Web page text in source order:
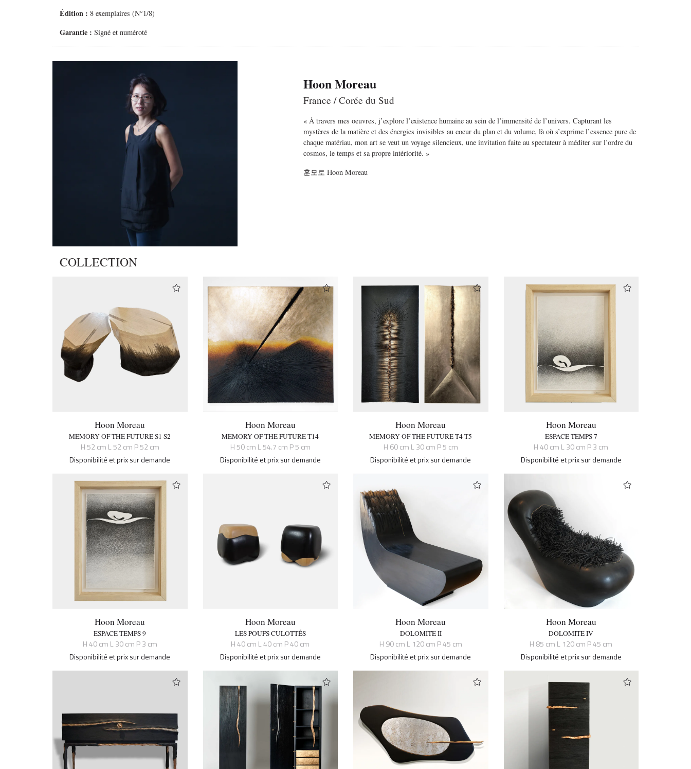
Édition :8 exemplaires (N°1/8)
Garantie : Signé et numéroté
Hoon Moreau
France / Corée du Sud
« À travers mes oeuvres, j’explore l’existence humaine au sein de l’immensité de l’univers. Capturant les
mystères de la matière et des énergies invisibles au coeur du plan et du volume, là où s’exprime l’essence pure de
chaque matériau, mon art se veut un voyage silencieux, une invitation faite au spectateur à méditer sur l’ordre du
cosmos, le temps et sa propre intériorité. »
훈모로 Hoon Moreau
COLLECTION
Hoon Moreau
MEMORY OF THE FUTURE S1 S2
H 52 cm L 52 cm P 52 cm
Disponibilité et prix sur demande
Hoon Moreau
MEMORY OF THE FUTURE T14
H 50 cm L 54.7 cm P 5 cm
Disponibilité et prix sur demande
Hoon Moreau
MEMORY OF THE FUTURE T4 T5
H 60 cm L 30 cm P 5 cm
Disponibilité et prix sur demande
Hoon Moreau
ESPACE TEMPS 7
H 40 cm L 30 cm P 3 cm
Disponibilité et prix sur demande
Hoon Moreau
ESPACE TEMPS 9
H 40 cm L 30 cm P 3 cm
Disponibilité et prix sur demande
Hoon Moreau
LES POUFS CULOTTÉS
H 40 cm L 40 cm P 40 cm
Disponibilité et prix sur demande
Hoon Moreau
DOLOMITE II
H 90 cm L 120 cm P 45 cm
Disponibilité et prix sur demande
Hoon Moreau
DOLOMITE IV
H 85 cm L 120 cm P 45 cm
Disponibilité et prix sur demande